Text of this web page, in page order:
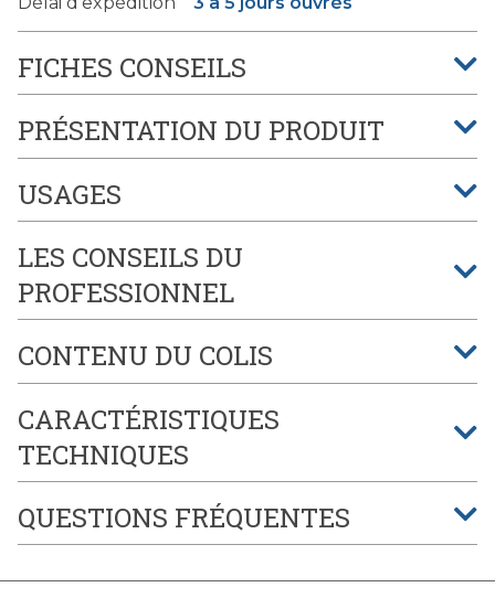
FICHES CONSEILS
PRÉSENTATION DU PRODUIT
USAGES
LES CONSEILS DU
PROFESSIONNEL
CONTENU DU COLIS
CARACTÉRISTIQUES
TECHNIQUES
QUESTIONS FRÉQUENTES